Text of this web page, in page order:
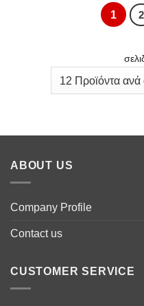
1 2
ABOUT US
Company Profile
Contact us
CUSTOMER SERVICE